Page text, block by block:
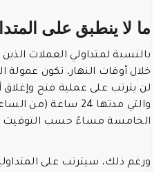
ما لا ينطبق على
بالنسبة لمتداولي العملات
خلال أوقات النهار، تكون عمولة
لن يترتب على عملية فتح
والتي مدتها 24
الخامسة مساءً حسب التوقيت
ورغم ذلك، سيترتب على